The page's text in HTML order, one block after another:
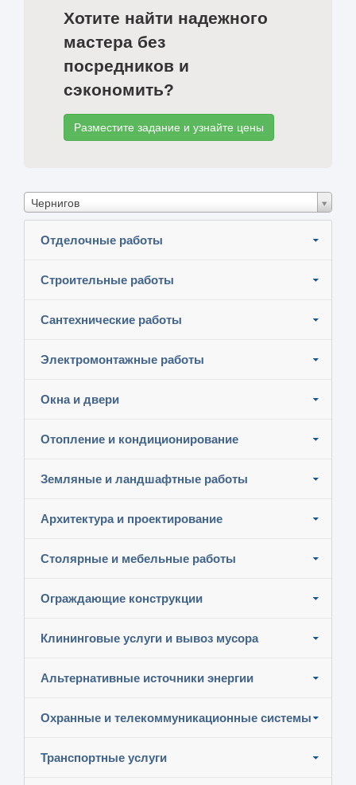
Хотите найти надежного
мастера без
посредников и
сэкономить?
Разместите задание и узнайте цены
Чернигов
Отделочные работы
Строительные работы
Сантехнические работы
Электромонтажные работы
Окна и двери
Отопление и кондиционирование
Земляные и ландшафтные работы
Архитектура и проектирование
Столярные и мебельные работы
Ограждающие конструкции
Клининговые услуги и вывоз мусора
Альтернативные источники энергии
Охранные и телекоммуникационные системы
Транспортные услуги